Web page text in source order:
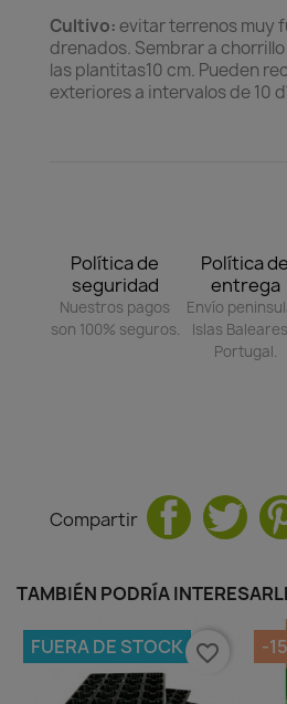
Cultivo: evitar terrenos muy
drenados. Sembrar a
las plantitas10 cm. Pueden
exteriores a intervalos de 10
Política de
seguridad
Nuestros pagos
son 100% seguros.
Política de
entrega
Envío
Islas
Portugal.
Compartir
TAMBIÉN PODRÍA
FUERA DE STOCK favorite_border -